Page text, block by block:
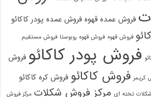
فروش عمده قهوه فروش عمده پودر کاکائو
فروش قهوه فروش قهوه روبوستا فروش مستقیم
فروش پودر کاکائو فروش
کریمر فروش کاکائو فروش کره کاکائو
تخته ای مرکز فروش شکلات مرکز فروش